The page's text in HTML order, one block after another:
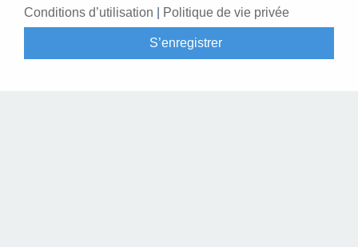
Conditions d’utilisation Politique de vie privée
S’enregistrer